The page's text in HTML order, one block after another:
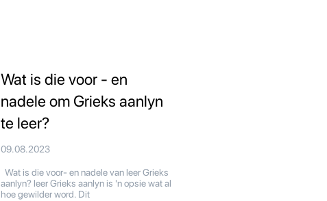
Wat is die voor - en
nadele om Grieks aanlyn
te leer?
09.08.2023
Wat is die voor- en nadele van leer Grieks
aanlyn? leer Grieks aanlyn is 'n opsie wat al
hoe gewilder word. Dit